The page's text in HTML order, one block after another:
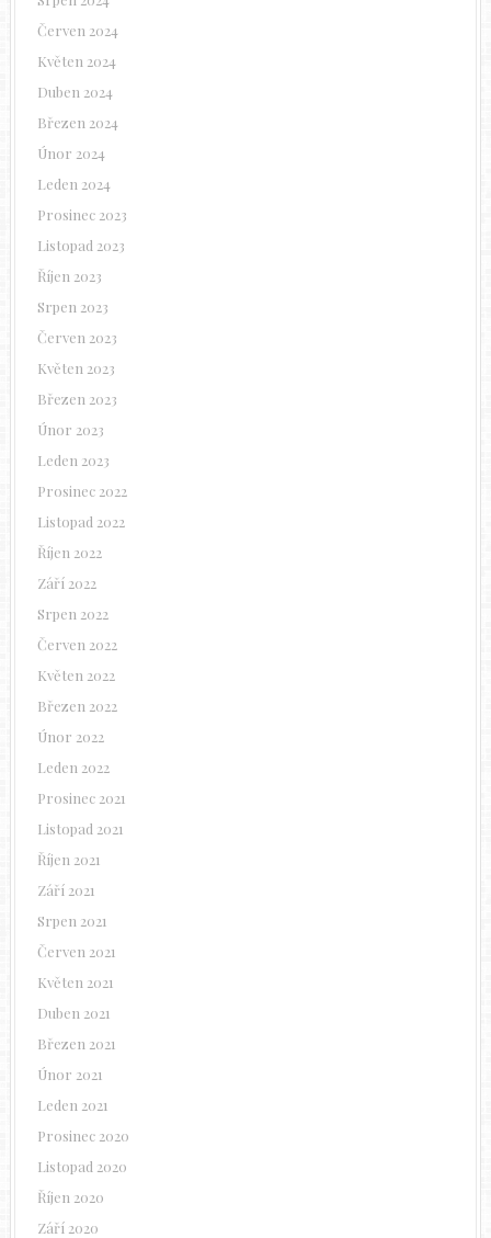
Červen 2024
Květen 2024
Duben 2024
Březen 2024
Únor 2024
Leden 2024
Prosinec 2023
Listopad 2023
Říjen 2023
Srpen 2023
Červen 2023
Květen 2023
Březen 2023
Únor 2023
Leden 2023
Prosinec 2022
Listopad 2022
Říjen 2022
Září 2022
Srpen 2022
Červen 2022
Květen 2022
Březen 2022
Únor 2022
Leden 2022
Prosinec 2021
Listopad 2021
Říjen 2021
Září 2021
Srpen 2021
Červen 2021
Květen 2021
Duben 2021
Březen 2021
Únor 2021
Leden 2021
Prosinec 2020
Listopad 2020
Říjen 2020
Září 2020